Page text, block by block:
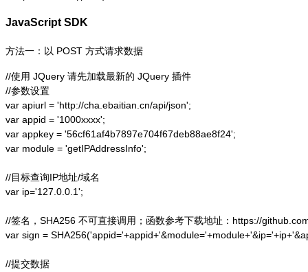
JavaScript SDK
方法一：以 POST 方式请求数据
//使用 JQuery 请先加载最新的 JQuery 插件
//参数设置
var apiurl = 'http://cha.ebaitian.cn/api/json';
var appid = '1000xxxx';
var appkey = '56cf61af4b7897e704f67deb88ae8f24';
var module = 'getIPAddressInfo';
//目标查询IP地址/域名
var ip='127.0.0.1';
//签名，SHA256 不可直接调用；函数参考下载地址：https://
var sign =
//提交数据